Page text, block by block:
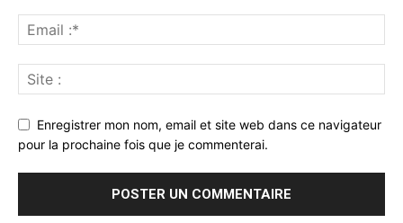
Enregistrer mon nom, email et site web dans ce navigateur
pour la prochaine fois que je commenterai.